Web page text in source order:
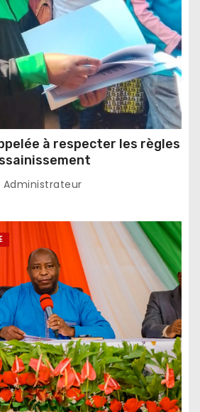
à respecter les règles
Administrateur